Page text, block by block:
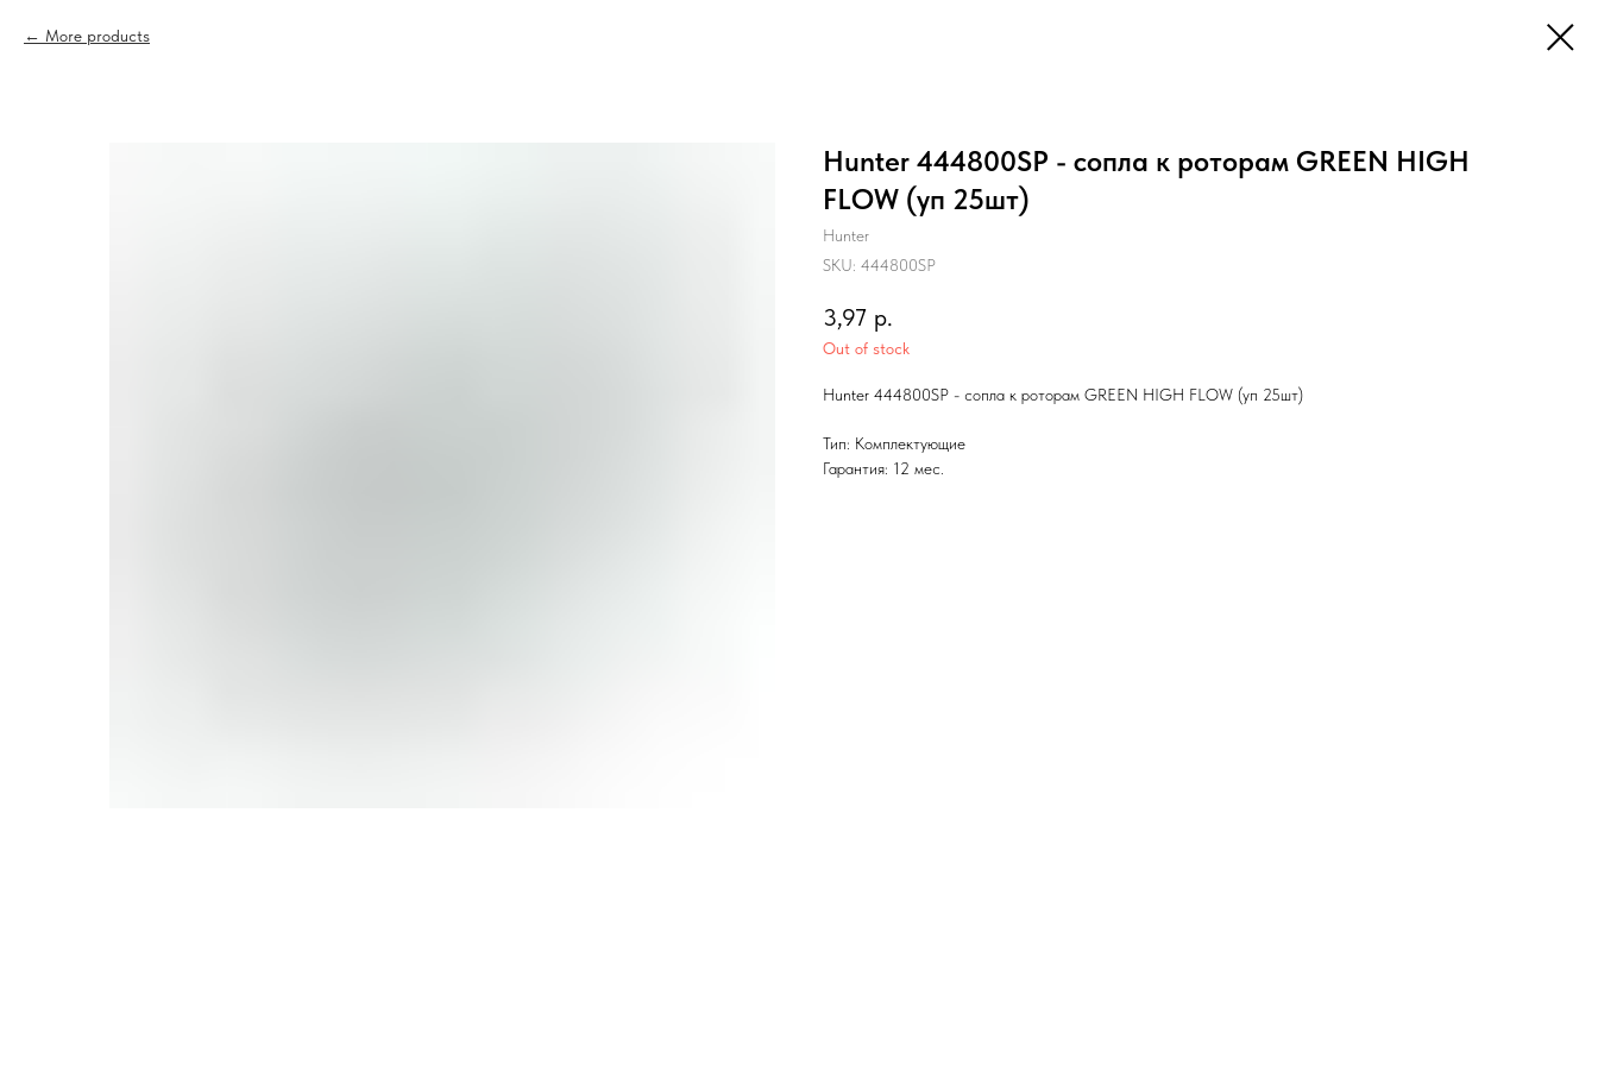
More products
Hunter 444800SP - cопла к роторам GREEN HIGH
FLOW (уп 25шт)
Hunter
SKU: 444800SP
3,97 р.
Out of stock
Hunter 444800SP - cопла к роторам GREEN HIGH FLOW (уп 25шт)
Тип: Комплектующие
Гарантия: 12 мес.